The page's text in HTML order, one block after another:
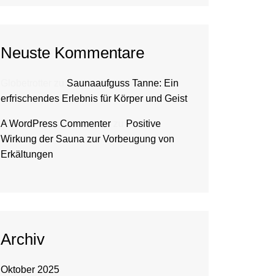
Neuste Kommentare
Saunaaufguss Tanne: Ein
erfrischendes Erlebnis für Körper und Geist
A WordPress Commenter
Positive
Wirkung der Sauna zur Vorbeugung von
Erkältungen
Archiv
Oktober 2025